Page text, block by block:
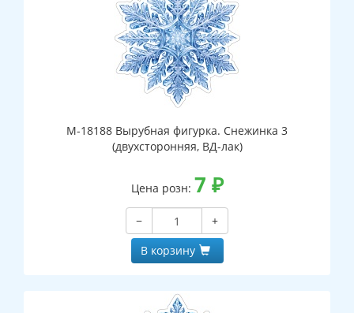
М-18188 Вырубная фигурка. Снежинка 3
(двухсторонняя, ВД-лак)
Цена розн: 7 ₽
−
+
В корзину